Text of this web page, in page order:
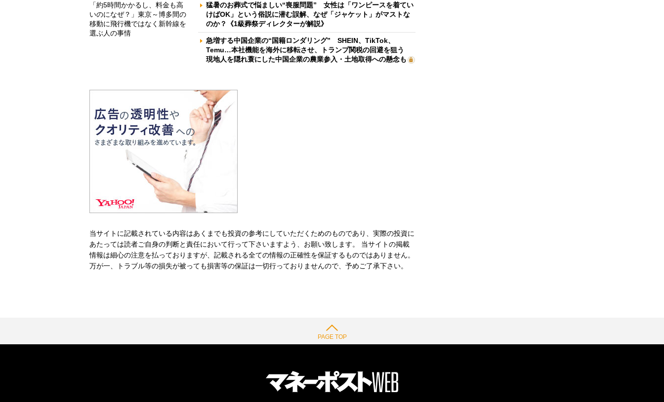
「約5時間かかるし、料金も高
いのになぜ？」東京～博多間の
移動に飛行機ではなく新幹線を
選ぶ人の事情
猛暑のお葬式で悩ましい“喪服問題” 女性は「ワンピースを着てい
けばOK」という俗説に潜む誤解、なぜ「ジャケット」がマストな
のか？《1級葬祭ディレクターが解説》
急増する中国企業の“国籍ロンダリング” SHEIN、TikTok、
Temu…本社機能を海外に移転させ、トランプ関税の回避を狙う
現地人を隠れ蓑にした中国企業の農業参入・土地取得への懸念も
当サイトに記載されている内容はあくまでも投資の参考にしていただくためのものであり、実際の投資に
あたっては読者ご自身の判断と責任において行って下さいますよう、お願い致します。 当サイトの掲載
情報は細心の注意を払っておりますが、記載される全ての情報の正確性を保証するものではありません。
万が一、トラブル等の損失が被っても損害等の保証は一切行っておりませんので、予めご了承下さい。
PAGE TOP